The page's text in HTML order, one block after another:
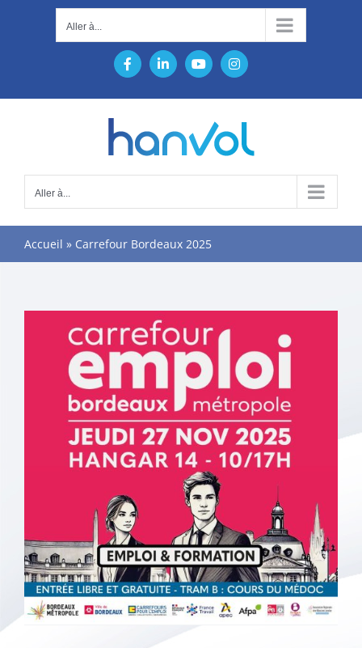
Aller à...
FacebookLinkedInYouTubeInstagram
Aller à...
Accueil » Carrefour Bordeaux 2025